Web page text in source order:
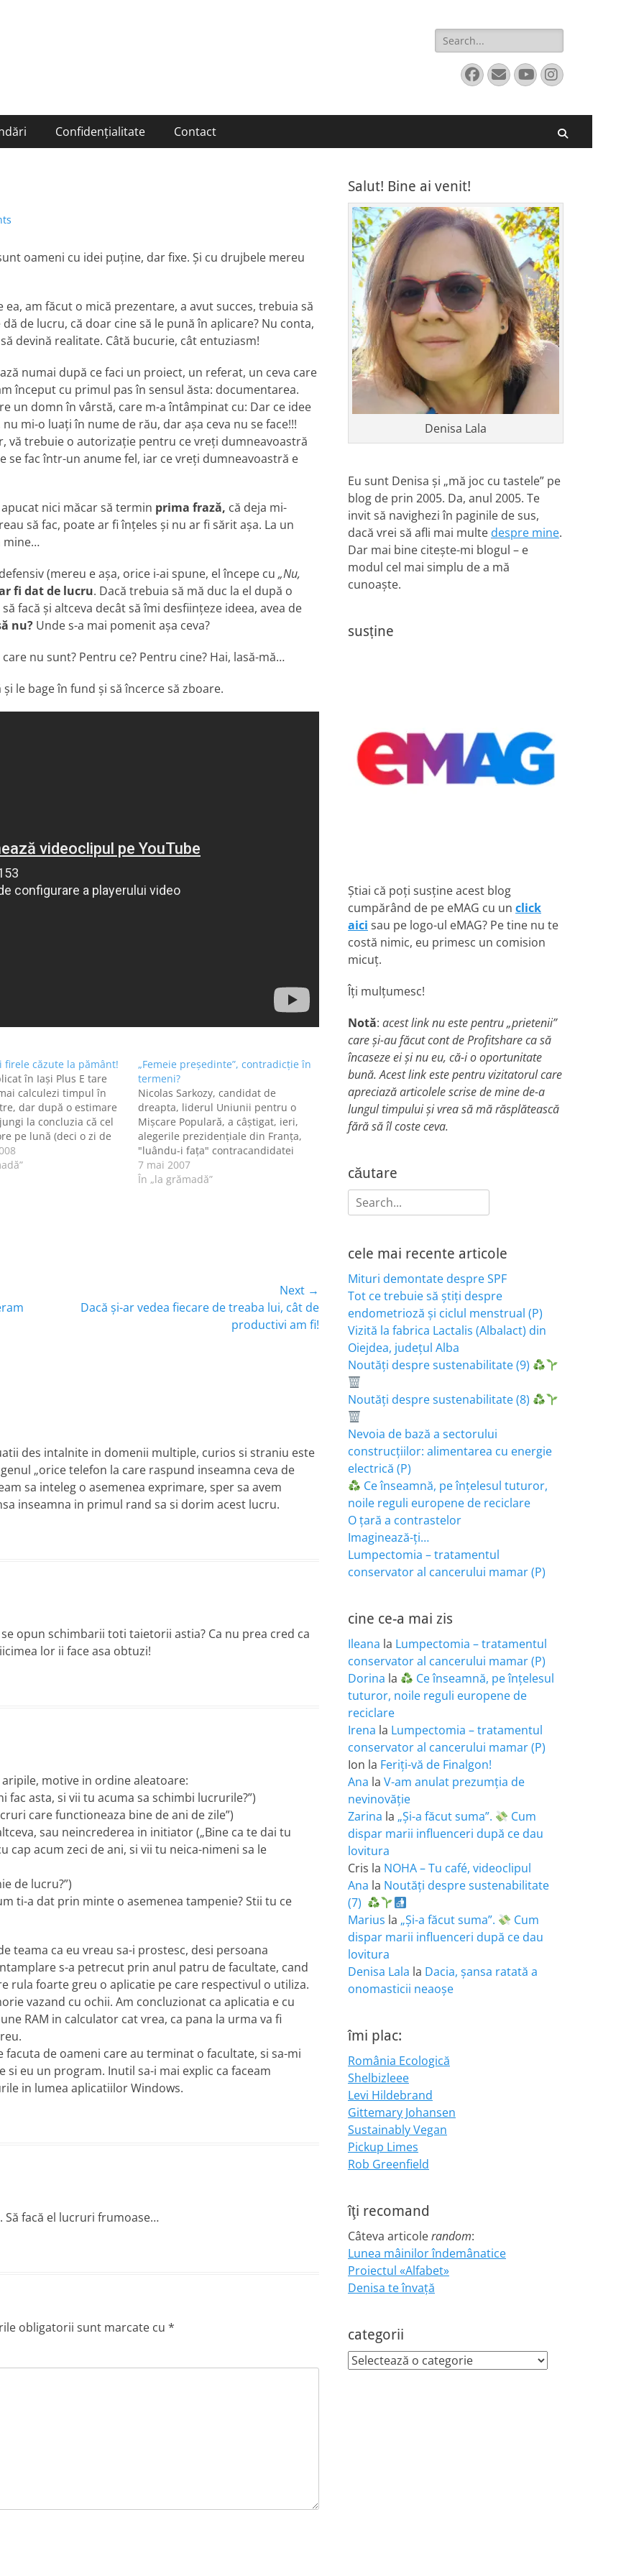
Search
for:
Facebook
EmailYouTube
Instagram
Confidențialitate Contact
oameni cu idei puține, dar fixe. Și cu drujbele mereu
am făcut o mică prezentare, a avut succes, trebuia să
de lucru, că doar cine să le pună în aplicare? Nu conta,
devină realitate. Câtă bucurie, cât entuziasm!
numai după ce faci un proiect, un referat, un ceva care
început cu primul pas în sensul ăsta: documentarea.
un domn în vârstă, care m-a întâmpinat cu: Dar ce idee
mi-o luați în nume de rău, dar așa ceva nu se face!!!
vă trebuie o autorizație pentru ce vreți dumneavoastră
se fac într-un anume fel, iar ce vreți dumneavoastră e
nici măcar să termin prima frază, că deja mi-
să fac, poate ar fi înțeles și nu ar fi sărit așa. La un
mine…
(mereu e așa, orice i-ai spune, el începe cu „Nu,
fi dat de lucru. Dacă trebuia să mă duc la el după o
facă și altceva decât să îmi desființeze ideea, avea de
nu? Unde s-a mai pomenit așa ceva?
nu sunt? Pentru ce? Pentru cine? Hai, lasă-mă…
le bage în fund și să încerce să zboare.
firele căzute la pământ!
în Iaşi Plus E tare
calculezi timpul în
dar după o estimare
la concluzia că cel
pe lună (deci o zi de
la cozile
de "toate alea. Adică:
„Femeie preşedinte”, contradicţie în
termeni?
Nicolas Sarkozy, candidat de
dreapta, liderul Uniunii pentru o
Mişcare Populară, a câştigat, ieri,
alegerile prezidenţiale din Franţa,
"luându-i faţa" contracandidatei
sale, socialista Segolene Royal.
Diferenţa de voturi a fost mică, 53,2
7 mai 2007
În „la grămadă”
Next →
Dacă și-ar vedea fiecare de treaba lui, cât de
productivi am fi!
des intalnite in domenii multiple, curios si straniu este
„orice telefon la care raspund inseamna ceva de
sa inteleg o asemenea exprimare, sper sa avem
inseamna in primul rand sa si dorim acest lucru.
opun schimbarii toti taietorii astia? Ca nu prea cred ca
lor ii face asa obtuzi!
motive in ordine aleatoare:
fac asta, si vii tu acuma sa schimbi lucrurile?”)
care functioneaza bine de ani de zile”)
sau neincrederea in initiator („Bine ca te dai tu
cap acum zeci de ani, si vii tu neica-nimeni sa le
de lucru?”)
ti-a dat prin minte o asemenea tampenie? Stii tu ce
teama ca eu vreau sa-i prostesc, desi persoana
s-a petrecut prin anul patru de facultate, cand
rula foarte greu o aplicatie pe care respectivul o utiliza.
vazand cu ochii. Am concluzionat ca aplicatia e cu
RAM in calculator cat vrea, ca pana la urma va fi
facuta de oameni care au terminat o facultate, si sa-mi
eu un program. Inutil sa-i mai explic ca faceam
in lumea aplicatiilor Windows.
Să facă el lucruri frumoase…
obligatorii sunt marcate cu *
Salut! Bine ai venit!
Denisa Lala
Eu sunt Denisa și „mă joc cu tastele” pe
blog de prin 2005. Da, anul 2005. Te
invit să navighezi în paginile de sus,
dacă vrei să afli mai multe despre mine.
Dar mai bine citește-mi blogul – e
modul cel mai simplu de a mă
cunoaște.
susține
Știai că poți susține acest blog
cumpărând de pe eMAG cu un click
aici sau pe logo-ul eMAG? Pe tine nu te
costă nimic, eu primesc un comision
micuț.
Îți mulțumesc!
Notă: acest link nu este pentru „prietenii”
care și-au făcut cont de Profitshare ca să
încaseze ei și nu eu, că-i o oportunitate
bună. Acest link este pentru vizitatorul care
apreciază articolele scrise de mine de-a
lungul timpului și vrea să mă răsplătească
fără să îl coste ceva.
căutare
Search
for:
cele mai recente articole
Mituri demontate despre SPF
Tot ce trebuie să știți despre
endometrioză și ciclul menstrual (P)
Vizită la fabrica Lactalis (Albalact) din
Oiejdea, județul Alba
Noutăți despre sustenabilitate (9)
Noutăți despre sustenabilitate (8)
Nevoia de bază a sectorului
construcțiilor: alimentarea cu energie
electrică (P)
Ce înseamnă, pe înțelesul tuturor,
noile reguli europene de reciclare
O țară a contrastelor
Imaginează-ți…
Lumpectomia – tratamentul
conservator al cancerului mamar (P)
cine ce-a mai zis
Ileana la Lumpectomia – tratamentul
conservator al cancerului mamar (P)
Dorina la
Ce înseamnă, pe înțelesul
tuturor, noile reguli europene de
reciclare
Irena la Lumpectomia – tratamentul
conservator al cancerului mamar (P)
Ion la Feriţi-vă de Finalgon!
Ana la V-am anulat prezumția de
nevinovăție
Zarina la „Și-a făcut suma”.
Cum
dispar marii influenceri după ce dau
lovitura
Cris la NOHA – Tu café, videoclipul
Ana la Noutăți despre sustenabilitate
(7)
Marius la „Și-a făcut suma”.
Cum
dispar marii influenceri după ce dau
lovitura
Denisa Lala la Dacia, șansa ratată a
onomasticii neaoșe
îmi plac:
România Ecologică
Shelbizleee
Levi Hildebrand
Gittemary Johansen
Sustainably Vegan
Pickup Limes
Rob Greenfield
îţi recomand
Câteva articolerandom:
Lunea mâinilor îndemânatice
Proiectul «Alfabet»
Denisa te învaţă
categorii
categorii